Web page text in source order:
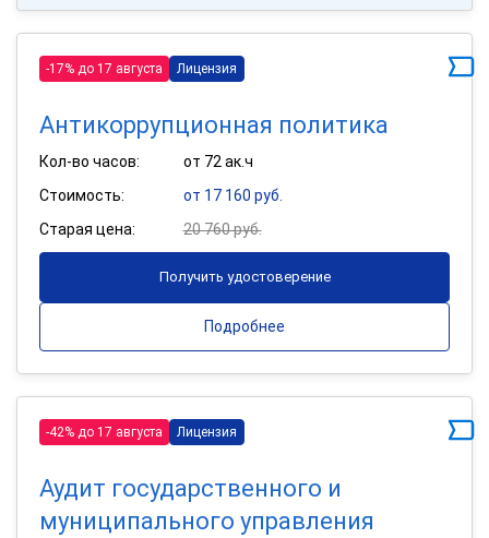
-17% до 17 августа Лицензия
Антикоррупционная политика
Кол-во часов:
от 72 ак.ч
Стоимость:
от 17 160 руб.
Старая цена:
20 760 руб.
Получить удостоверение
Подробнее
-42% до 17 августа Лицензия
Аудит государственного и
муниципального управления